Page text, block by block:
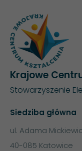
Krajowe
Stowarzyszenie
Siedziba główna
ul. Adama
40-085 Katowice